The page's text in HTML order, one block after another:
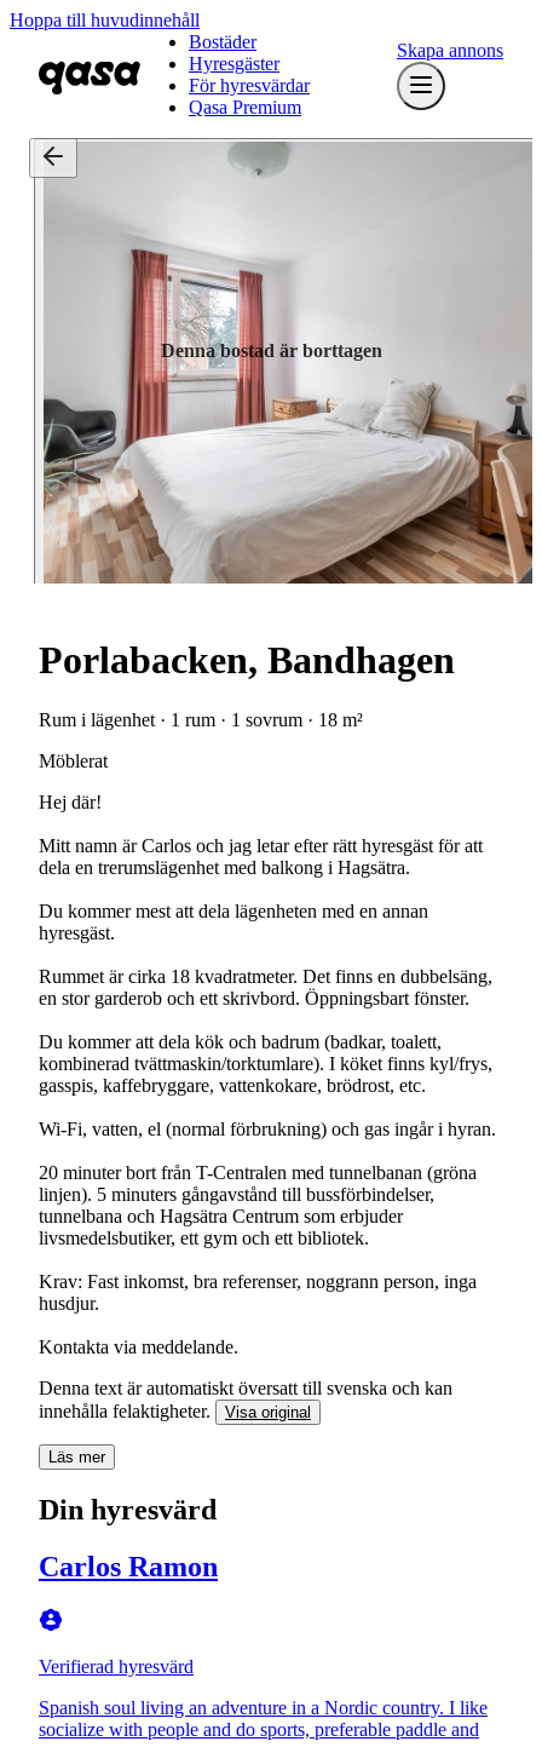
Hoppa till huvudinnehåll
Bostäder
Hyresgäster
För hyresvärdar
Qasa Premium
Skapa annons
Denna bostad är borttagen
Porlabacken, Bandhagen
Rum i lägenhet · 1 rum · 1 sovrum · 18 m²
Möblerat
Hej där!
Mitt namn är Carlos och jag letar efter rätt hyresgäst för att
dela en trerumslägenhet med balkong i Hagsätra.
Du kommer mest att dela lägenheten med en annan
hyresgäst.
Rummet är cirka 18 kvadratmeter. Det finns en dubbelsäng,
en stor garderob och ett skrivbord. Öppningsbart fönster.
Du kommer att dela kök och badrum (badkar, toalett,
kombinerad tvättmaskin/torktumlare). I köket finns kyl/frys,
gasspis, kaffebryggare, vattenkokare, brödrost, etc.
Wi-Fi, vatten, el (normal förbrukning) och gas ingår i hyran.
20 minuter bort från T-Centralen med tunnelbanan (gröna
linjen). 5 minuters gångavstånd till bussförbindelser,
tunnelbana och Hagsätra Centrum som erbjuder
livsmedelsbutiker, ett gym och ett bibliotek.
Krav: Fast inkomst, bra referenser, noggrann person, inga
husdjur.
Kontakta via meddelande.
Denna text är automatiskt översatt till svenska och kan
innehålla felaktigheter.
Visa original
Läs mer
Din hyresvärd
Carlos Ramon
Verifierad hyresvärd
Spanish soul living an adventure in a Nordic country. I like
socialize with people and do sports, preferable paddle and